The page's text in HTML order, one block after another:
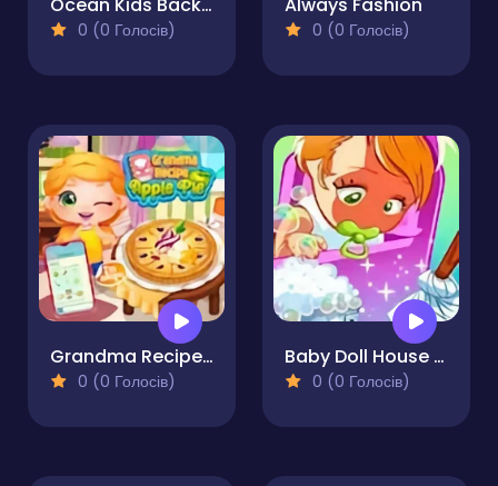
0 (0 Голосів) 0 (0 Голосів)
Grandma Recipe Apple Pie
0 (0 Голосів)
Baby Doll House Cleaning
0 (0 Голосів)